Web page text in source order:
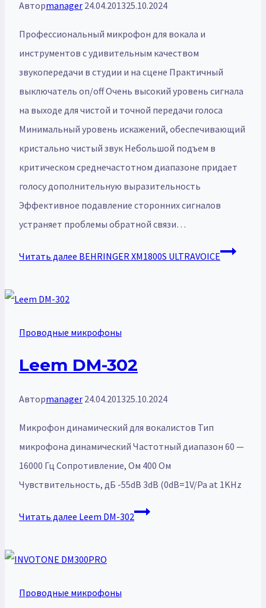
Авторmanager 24.04.201325.10.2024
Профессиональный микрофон для вокала и
инструментов с удивительным качеством
звукопередачи в студии и на сцене Практичный
выключатель on/off Очень высокий уровень сигнала
на выходе для чистой и точной передачи голоса
Минимальный уровень искажений, обеспечивающий
кристально чистый звук Небольшой подъем в
критическом среднечастотном диапазоне придает
голосу дополнительную выразительность
Эффективное подавление сторонних сигналов
устраняет проблемы обратной связи…
Читать далее BEHRINGER XM1800S ULTRAVOICE
Проводные микрофоны
Leem DM-302
Авторmanager 24.04.201325.10.2024
Микрофон динамический для вокалистов Тип
микрофона динамический Частотный диапазон 60 —
16000 Гц Сопротивление, Ом 400 Ом
Чувствительность, дБ -55dB 3dB (0dB=1V/Pa at 1KHz
Читать далее Leem DM-302
Проводные микрофоны